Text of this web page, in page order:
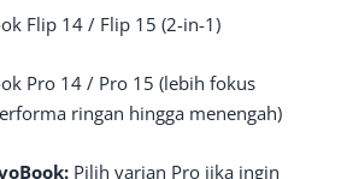
Flip 14 / Flip 15 (2-in-1)
Pro 14 / Pro 15 (lebih fokus
ringan hingga menengah)
Pilih varian Pro jika ingin